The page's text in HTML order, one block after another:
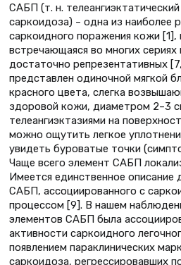
САБП (т. н.
саркоидоза) – одна из наиболее
саркоидного поражения кожи [1],
встречающаяся во многих сериях
достаточно репрезентативных
представлен одиночной мягкой
красного цвета, слегка
здоровой кожи, диаметром 2–3
телеангиэктазиями на
можно ощутить легкое
увидеть буроватые точки
Чаще всего элемент САБП
Имеется единственное описание
САБП, ассоциированного с
процессом [9]. В нашем
элементов САБП была
активности саркоидного
появлением параклинических
саркоидоза, регрессировавших